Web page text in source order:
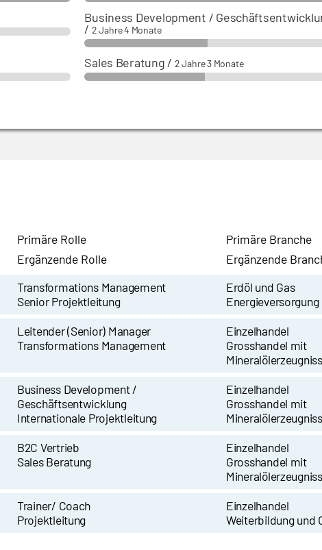
Business Development /
/ 2 Jahre 4 Monate
Sales Beratung / 2 Jahre 3 Monate
Primäre Rolle
Ergänzende Rolle
Primäre Branche
Ergänzende
Transformations Management
Senior Projektleitung
Erdöl und Gas
Energieversorgung
Leitender (Senior) Manager
Transformations Management
Einzelhandel
Grosshandel mit
Business Development /
Geschäftsentwicklung
Internationale Projektleitung
Einzelhandel
Grosshandel mit
B2C Vertrieb
Sales Beratung
Einzelhandel
Grosshandel mit
Trainer/ Coach
Projektleitung
Einzelhandel
Weiterbildung und